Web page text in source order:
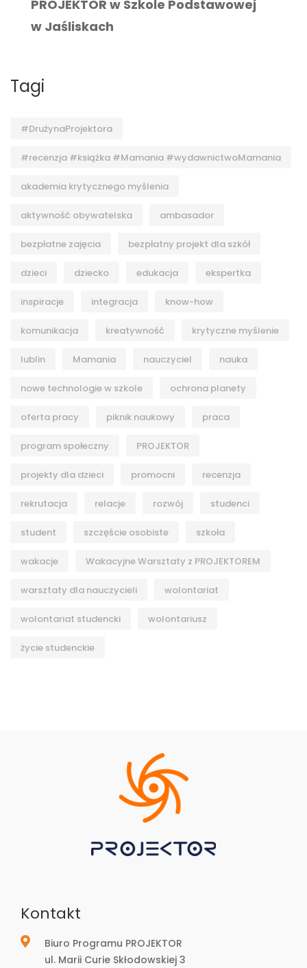
PROJEKTOR w Szkole Podstawowej
w Jaśliskach
Tagi
#DrużynaProjektora
#recenzja #książka #Mamania #wydawnictwoMamania
akademia krytycznego myślenia
aktywność obywatelska ambasador
bezpłatne zajęcia bezpłatny projekt dla szkół
dzieci dziecko edukacja ekspertka
inspiracje integracja know-how
komunikacja kreatywność krytyczne myślenie
lublin Mamania nauczyciel nauka
nowe technologie w szkole ochrona planety
oferta pracy piknik naukowy praca
program społeczny PROJEKTOR
projekty dla dzieci promocni recenzja
rekrutacja relacje rozwój studenci
student szczęście osobiste szkoła
wakacje Wakacyjne Warsztaty z PROJEKTOREM
warsztaty dla nauczycieli wolontariat
wolontariat studencki wolontariusz
życie studenckie
Kontakt
Biuro Programu PROJEKTOR
ul. Marii Curie Skłodowskiej 3